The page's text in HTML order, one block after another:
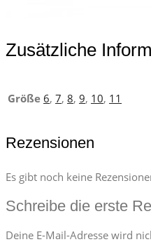
Zusätzliche
Größe 6, 7, 8, 9, 10, 11
Rezensionen
Es gibt noch keine
Schreibe die erste
Deine E-Mail-Adresse wird